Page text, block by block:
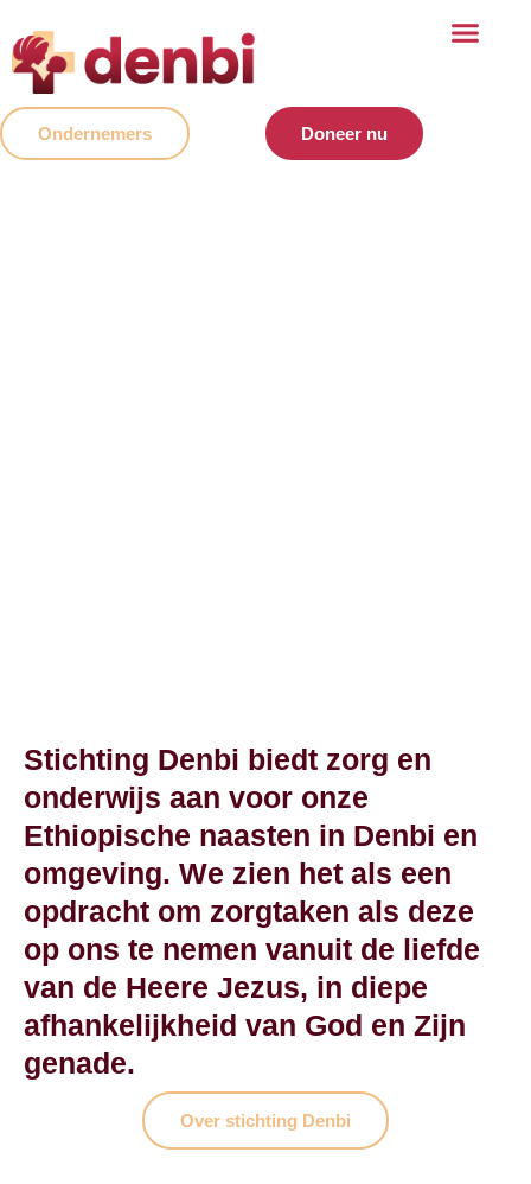
Ondernemers Doneer nu
Stichting Denbi biedt zorg en
onderwijs aan voor onze
Ethiopische naasten in Denbi en
omgeving. We zien het als een
opdracht om zorgtaken als deze
op ons te nemen vanuit de liefde
van de Heere Jezus, in diepe
afhankelijkheid van God en Zijn
genade.
Over stichting Denbi